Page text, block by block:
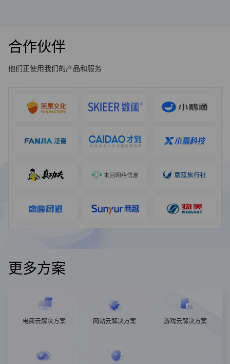
合作伙伴
他们正使用我们的产品和服务
更多方案
电商云解决方案 网站云解决方案 游戏云解决方案